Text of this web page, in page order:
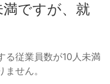
ですが、就
る従業員数が10人未満
せん。